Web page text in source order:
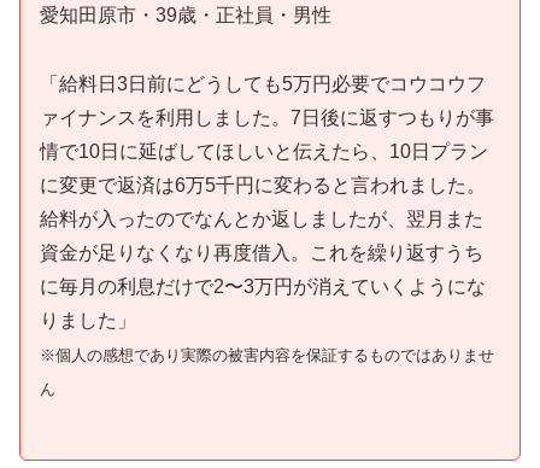
愛知田原市・39歳・正社員・男性
「給料日3日前にどうしても5万円必要でコウコウフ
ァイナンスを利用しました。7日後に返すつもりが事
情で10日に延ばしてほしいと伝えたら、10日プラン
に変更で返済は6万5千円に変わると言われました。
給料が入ったのでなんとか返しましたが、翌月また
資金が足りなくなり再度借入。これを繰り返すうち
に毎月の利息だけで2〜3万円が消えていくようにな
りました」
※個人の感想であり実際の被害内容を保証するものではありませ
ん